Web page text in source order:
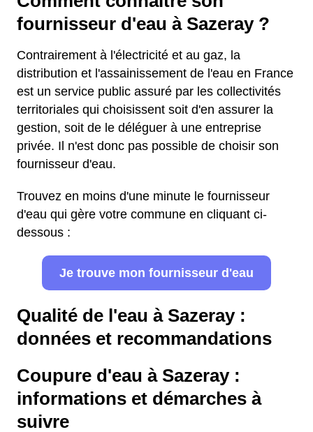
fournisseur d'eau à Sazeray ?
Contrairement à l'électricité et au gaz, la
distribution et l'assainissement de l'eau en France
est un service public assuré par les collectivités
territoriales qui choisissent soit d'en assurer la
gestion, soit de le déléguer à une entreprise
privée. Il n'est donc pas possible de choisir son
fournisseur d'eau.
Trouvez en moins d'une minute le fournisseur
d'eau qui gère votre commune en cliquant ci-
dessous :
Je trouve mon fournisseur d'eau
Qualité de l'eau à Sazeray :
données et recommandations
Coupure d'eau à Sazeray :
informations et démarches à
suivre